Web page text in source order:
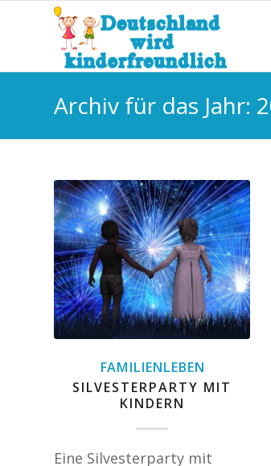
Archiv für das Jahr:
FAMILIENLEBEN
SILVESTERPARTY MIT
KINDERN
Eine Silvesterparty mit